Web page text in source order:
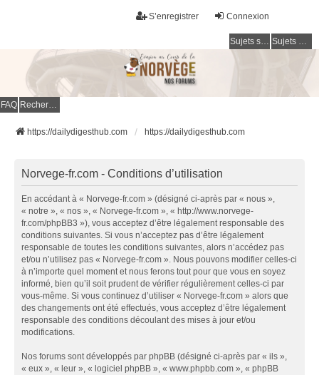
Connexion
S’enregistrer
Sujets sans réponse Sujets actifs
FAQ Rechercher
https://dailydigesthub.com https://dailydigesthub.com
Norvege-fr.com - Conditions d’utilisation
En accédant à « Norvege-fr.com » (désigné ci-après par « nous »,
« notre », « nos », « Norvege-fr.com », « http://www.norvege-
fr.com/phpBB3 »), vous acceptez d’être légalement responsable des
conditions suivantes. Si vous n’acceptez pas d’être légalement
responsable de toutes les conditions suivantes, alors n’accédez pas
et/ou n’utilisez pas « Norvege-fr.com ». Nous pouvons modifier celles-ci
à n’importe quel moment et nous ferons tout pour que vous en soyez
informé, bien qu’il soit prudent de vérifier régulièrement celles-ci par
vous-même. Si vous continuez d’utiliser « Norvege-fr.com » alors que
des changements ont été effectués, vous acceptez d’être légalement
responsable des conditions découlant des mises à jour et/ou
modifications.
Nos forums sont développés par phpBB (désigné ci-après par « ils »,
« eux », « leur », « logiciel phpBB », « www.phpbb.com », « phpBB